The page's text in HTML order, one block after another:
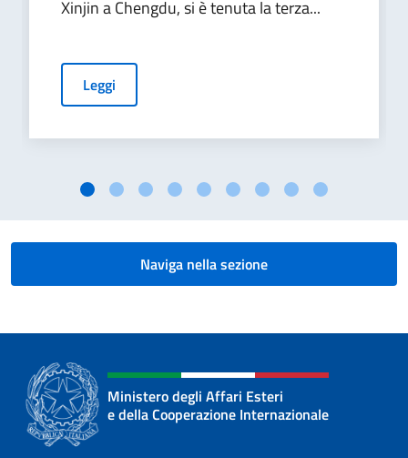
Xinjin a Chengdu, si è tenuta la terza...
Leggi
Naviga nella sezione
Ministero degli Affari Esteri
e della Cooperazione Internazionale